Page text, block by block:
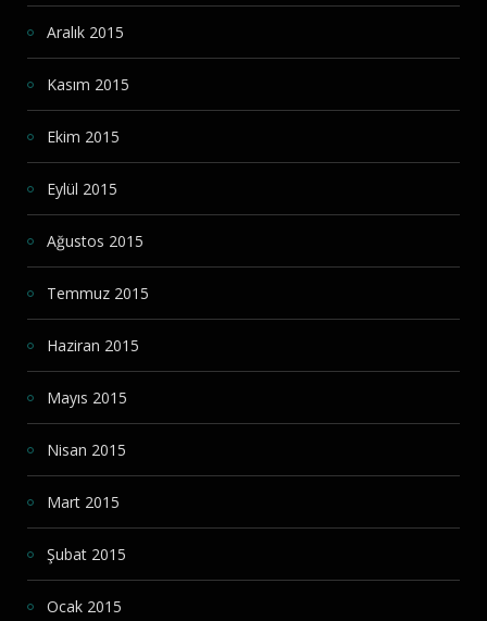
Aralık 2015
Kasım 2015
Ekim 2015
Eylül 2015
Ağustos 2015
Temmuz 2015
Haziran 2015
Mayıs 2015
Nisan 2015
Mart 2015
Şubat 2015
Ocak 2015